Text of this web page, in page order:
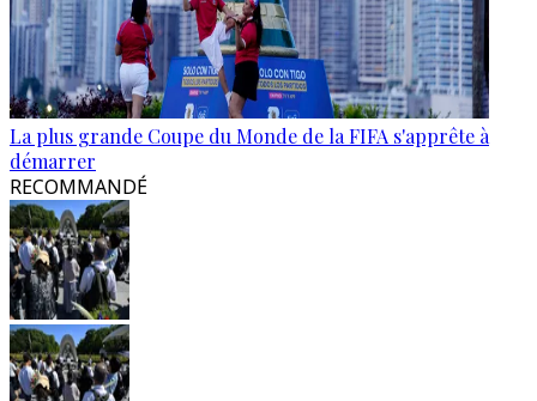
La plus grande Coupe du Monde de la FIFA s'apprête à
démarrer
RECOMMANDÉ